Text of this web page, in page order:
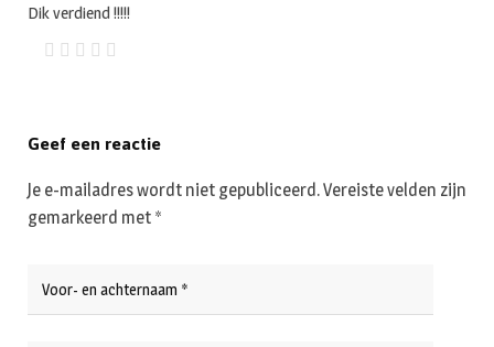
Dik verdiend !!!!!
Geef een reactie
Je e-mailadres wordt niet gepubliceerd.Vereiste velden zijn
gemarkeerd met *